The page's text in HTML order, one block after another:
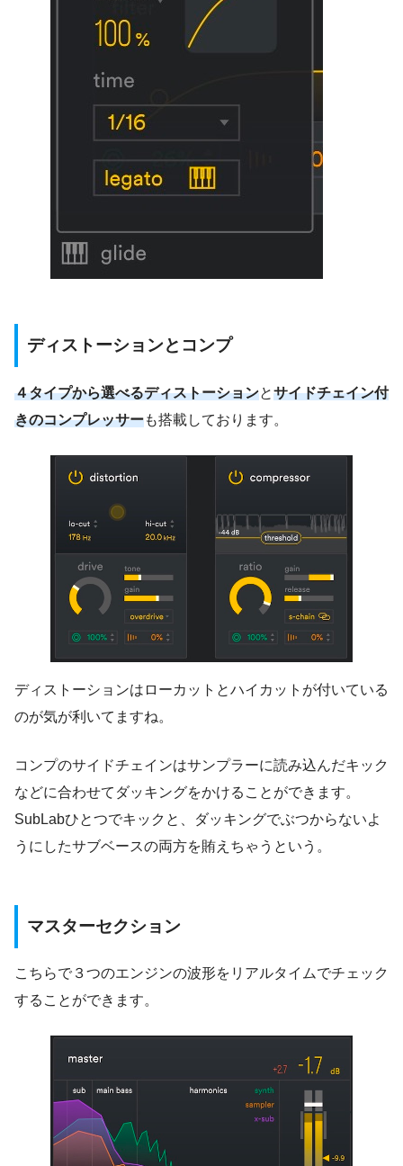
ディストーションとコンプ
４タイプから選べるディストーションとサイドチェイン付
きのコンプレッサーも搭載しております。
ディストーションはローカットとハイカットが付いている
のが気が利いてますね。
コンプのサイドチェインはサンプラーに読み込んだキック
などに合わせてダッキングをかけることができます。
SubLabひとつでキックと、ダッキングでぶつからないよ
うにしたサブベースの両方を賄えちゃうという。
マスターセクション
こちらで３つのエンジンの波形をリアルタイムでチェック
することができます。